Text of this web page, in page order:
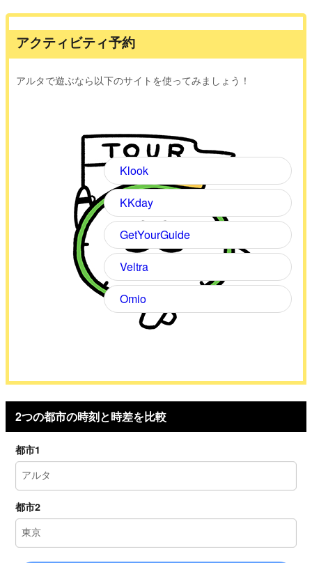
アクティビティ予約
アルタで遊ぶなら以下のサイトを使ってみましょう！
Klook
KKday
GetYourGuide
Veltra
Omio
2つの都市の時刻と時差を比較
都市1
都市2